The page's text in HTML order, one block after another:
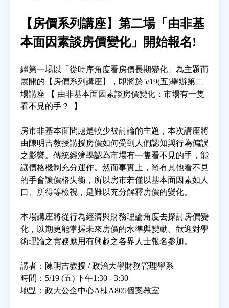
房市分析
研究獎勵
房地產年鑑
相關連結
訂閱電子報
【房價系列講座】第二場「由非基
本面因素談房價變化」開始報名!
繼第一場以「從時序角度看房價長期變化」為主題而
展開的【房價系列講座】，即將於5/19(五)舉辦第二
場講座 【 由非基本面因素談房價變化：市場有一隻
看不見的手？ 】
房市非基本面問題是較少被討論的主題，本次講座將
由陳明吉教授講授房價如何受到人們認知與行為偏誤
之影響。傳統經濟學認為市場有一隻看不見的手，能
讓價格機制充分運作。然而事實上，尚有其他看不見
的手會讓價格失衡，所以房市若僅以基本面因素如人
口、所得等檢視，是難以充分解釋房價的變化。
本場講座將從行為經濟與財務理論角度去探討房價變
化，以期更能掌握未來房價的水準與變動。歡迎對學
術理論之實務應用有興趣之各界人士報名參加。
講者：陳明吉教授 / 政治大學財務管理學系
時間：5/19 (五) 下午1:30 - 3:30
地點：政大公企中心A棟A805個案教室